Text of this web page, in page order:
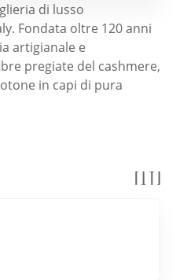
di lusso
Fondata oltre 120 anni
artigianale e
pregiate del cashmere,
in capi di pura